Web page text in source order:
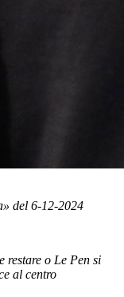
del 6-12-2024
restare o Le Pen si
al centro